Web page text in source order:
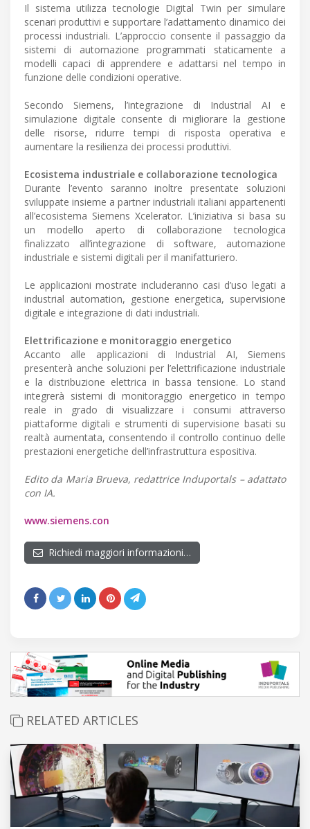
Il sistema utilizza tecnologie Digital Twin per simulare
scenari produttivi e supportare l’adattamento dinamico dei
processi industriali. L’approccio consente il passaggio da
sistemi di automazione programmati staticamente a
modelli capaci di apprendere e adattarsi nel tempo in
funzione delle condizioni operative.
Secondo Siemens, l’integrazione di Industrial AI e
simulazione digitale consente di migliorare la gestione
delle risorse, ridurre tempi di risposta operativa e
aumentare la resilienza dei processi produttivi.
Ecosistema industriale e collaborazione tecnologica
Durante l’evento saranno inoltre presentate soluzioni
sviluppate insieme a partner industriali italiani appartenenti
all’ecosistema Siemens Xcelerator. L’iniziativa si basa su
un modello aperto di collaborazione tecnologica
finalizzato all’integrazione di software, automazione
industriale e sistemi digitali per il manifatturiero.
Le applicazioni mostrate includeranno casi d’uso legati a
industrial automation, gestione energetica, supervisione
digitale e integrazione di dati industriali.
Elettrificazione e monitoraggio energetico
Accanto alle applicazioni di Industrial AI, Siemens
presenterà anche soluzioni per l’elettrificazione industriale
e la distribuzione elettrica in bassa tensione. Lo stand
integrerà sistemi di monitoraggio energetico in tempo
reale in grado di visualizzare i consumi attraverso
piattaforme digitali e strumenti di supervisione basati su
realtà aumentata, consentendo il controllo continuo delle
prestazioni energetiche dell’infrastruttura espositiva.
Edito da Maria Brueva, redattrice Induportals – adattato
con IA.
www.siemens.con
Richiedi maggiori informazioni…
RELATED ARTICLES